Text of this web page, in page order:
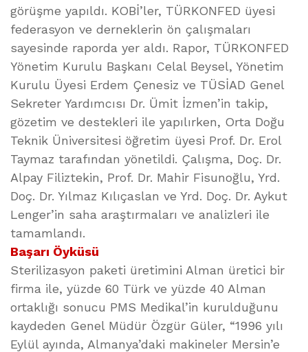
görüşme yapıldı. KOBİ’ler, TÜRKONFED üyesi
federasyon ve derneklerin ön çalışmaları
sayesinde raporda yer aldı. Rapor, TÜRKONFED
Yönetim Kurulu Başkanı Celal Beysel, Yönetim
Kurulu Üyesi Erdem Çenesiz ve TÜSİAD Genel
Sekreter Yardımcısı Dr. Ümit İzmen’in takip,
gözetim ve destekleri ile yapılırken, Orta Doğu
Teknik Üniversitesi öğretim üyesi Prof. Dr. Erol
Taymaz tarafından yönetildi. Çalışma, Doç. Dr.
Alpay Filiztekin, Prof. Dr. Mahir Fisunoğlu, Yrd.
Doç. Dr. Yılmaz Kılıçaslan ve Yrd. Doç. Dr. Aykut
Lenger’in saha araştırmaları ve analizleri ile
tamamlandı.
Başarı Öyküsü
Sterilizasyon paketi üretimini Alman üretici bir
firma ile, yüzde 60 Türk ve yüzde 40 Alman
ortaklığı sonucu PMS Medikal’in kurulduğunu
kaydeden Genel Müdür Özgür Güler, “1996 yılı
Eylül ayında, Almanya’daki makineler Mersin’e